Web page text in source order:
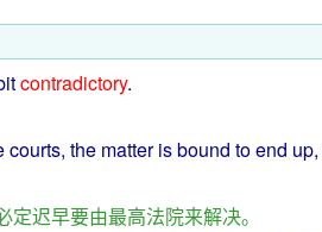
contradictory.
courts, the matterisbound toend up,
定迟早要由最高法院来解决。